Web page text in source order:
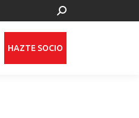
Buscar:
HAZTE SOCIO